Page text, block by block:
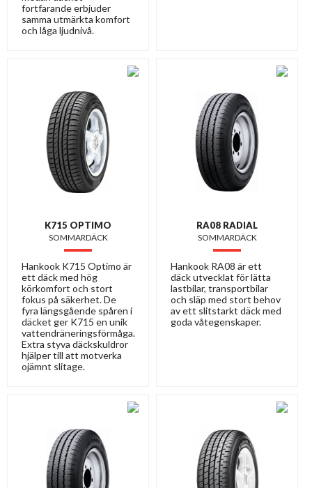
fortfarande erbjuder
samma utmärkta komfort
och låga ljudnivå.
K715 OPTIMO
SOMMARDÄCK
Hankook K715 Optimo är
ett däck med hög
körkomfort och stort
fokus på säkerhet. De
fyra längsgående spåren i
däcket ger K715 en unik
vattendräneringsförmåga.
Extra styva däckskuldror
hjälper till att motverka
ojämnt slitage.
RA08 RADIAL
SOMMARDÄCK
Hankook RA08 är ett
däck utvecklat för lätta
lastbilar, transportbilar
och släp med stort behov
av ett slitstarkt däck med
goda våtegenskaper.